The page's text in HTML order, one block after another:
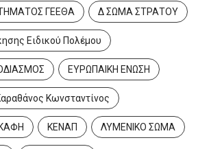
ΓΕΕΘΑ Δ ΣΩΜΑ ΣΤΡΑΤΟΥ
Ειδικού Πολέμου
ΕΥΡΩΠΑΙΚΗ ΕΝΩΣΗ
Κωνσταντίνος
ΚΕΝΑΠ ΛΥΜΕΝΙΚΟ ΣΩΜΑ